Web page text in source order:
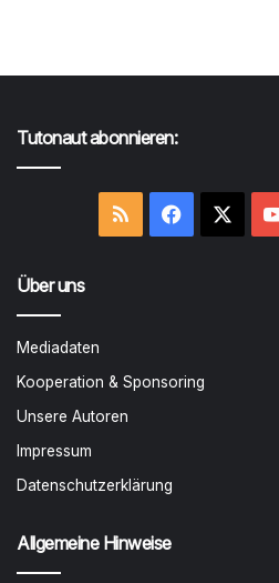
Tutonaut abonnieren:
RSS Facebook
Über uns
Mediadaten
Kooperation & Sponsoring
Unsere Autoren
Impressum
Datenschutzerklärung
Allgemeine Hinweise